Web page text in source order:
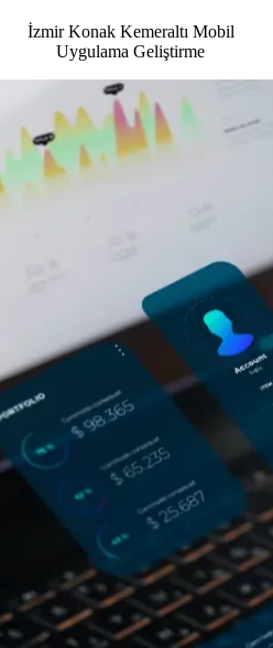
İzmir Konak Kemeraltı Mobil
Uygulama Geliştirme